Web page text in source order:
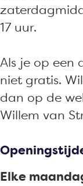
17 uur.
Als je op een
niet gratis.
dan op de
Willem van
Elke